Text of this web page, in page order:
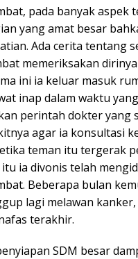
pada banyak aspek
yang amat besar
Ada cerita tentang
memeriksakan
ini ia keluar masuk
inap dalam waktu
perintah dokter yang
agar ia konsultasi
teman itu tergerak
ia divonis telah
Beberapa bulan
lagi melawan kanker,
terakhir.
SDM besar